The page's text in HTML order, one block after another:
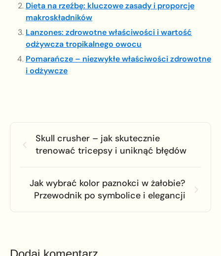
Dieta na rzeźbę: kluczowe zasady i proporcje
makroskładników
Lanzones: zdrowotne właściwości i wartość
odżywcza tropikalnego owocu
Pomarańcze – niezwykłe właściwości zdrowotne
i odżywcze
Skull crusher – jak skutecznie
trenować tricepsy i uniknąć błędów
Jak wybrać kolor paznokci w żałobie?
Przewodnik po symbolice i elegancji